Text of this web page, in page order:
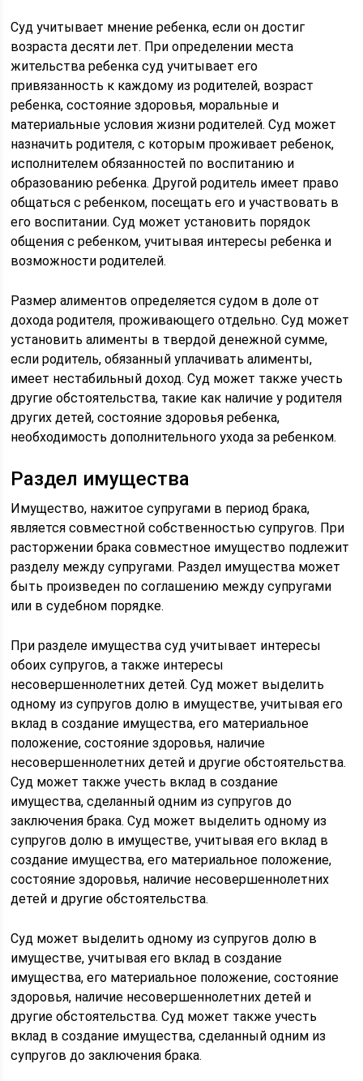
Суд учитывает мнение ребенка, если он достиг
возраста десяти лет. При определении места
жительства ребенка суд учитывает его
привязанность к каждому из родителей, возраст
ребенка, состояние здоровья, моральные и
материальные условия жизни родителей. Суд может
назначить родителя, с которым проживает ребенок,
исполнителем обязанностей по воспитанию и
образованию ребенка. Другой родитель имеет право
общаться с ребенком, посещать его и участвовать в
его воспитании. Суд может установить порядок
общения с ребенком, учитывая интересы ребенка и
возможности родителей.
Размер алиментов определяется судом в доле от
дохода родителя, проживающего отдельно. Суд может
установить алименты в твердой денежной сумме,
если родитель, обязанный уплачивать алименты,
имеет нестабильный доход. Суд может также учесть
другие обстоятельства, такие как наличие у родителя
других детей, состояние здоровья ребенка,
необходимость дополнительного ухода за ребенком.
Раздел имущества
Имущество, нажитое супругами в период брака,
является совместной собственностью супругов. При
расторжении брака совместное имущество подлежит
разделу между супругами. Раздел имущества может
быть произведен по соглашению между супругами
или в судебном порядке.
При разделе имущества суд учитывает интересы
обоих супругов, а также интересы
несовершеннолетних детей. Суд может выделить
одному из супругов долю в имуществе, учитывая его
вклад в создание имущества, его материальное
положение, состояние здоровья, наличие
несовершеннолетних детей и другие обстоятельства.
Суд может также учесть вклад в создание
имущества, сделанный одним из супругов до
заключения брака. Суд может выделить одному из
супругов долю в имуществе, учитывая его вклад в
создание имущества, его материальное положение,
состояние здоровья, наличие несовершеннолетних
детей и другие обстоятельства.
Суд может выделить одному из супругов долю в
имуществе, учитывая его вклад в создание
имущества, его материальное положение, состояние
здоровья, наличие несовершеннолетних детей и
другие обстоятельства. Суд может также учесть
вклад в создание имущества, сделанный одним из
супругов до заключения брака.